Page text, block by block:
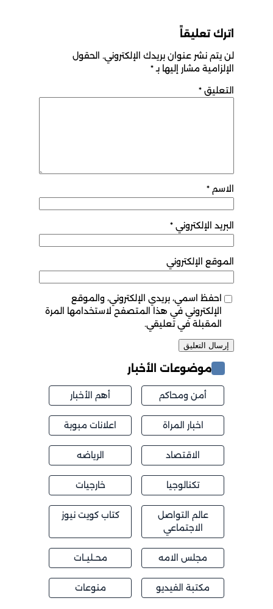
اترك تعليقاً
لن يتم نشر عنوان بريدك الإلكتروني. الحقول
الإلزامية مشار إليها بـ*
التعليق *
الاسم *
البريد الإلكتروني *
الموقع الإلكتروني
احفظ اسمي، بريدي الإلكتروني، والموقع
الإلكتروني في هذا المتصفح لاستخدامها المرة
المقبلة في تعليقي.
موضوعات الأخبار
أمن ومحاكم أهم الأخبار
اخبار المراة اعلانات مبوبة
الاقتصاد الرياضه
تكنالوجيا خارجيات
عالم التواصل
الاجتماعي
كتاب كويت نيوز
مجلس الامه محــليــات
مكتبة الفيديو منوعات